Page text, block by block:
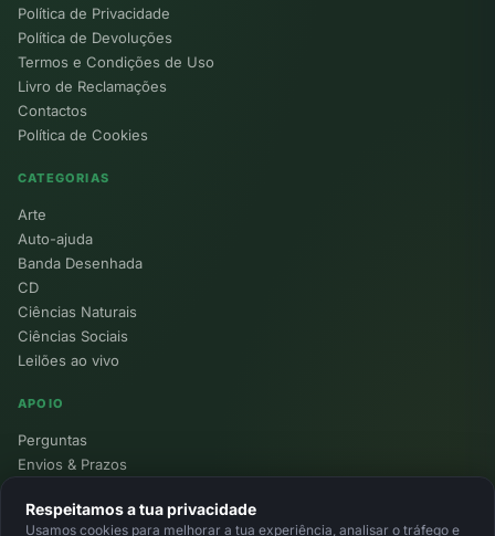
Política de Privacidade
Política de Devoluções
Termos e Condições de Uso
Livro de Reclamações
Contactos
Política de Cookies
CATEGORIAS
Arte
Auto-ajuda
Banda Desenhada
CD
Ciências Naturais
Ciências Sociais
Leilões ao vivo
APOIO
Perguntas
Envios & Prazos
Devoluções
Respeitamos a tua privacidade
Usamos cookies para melhorar a tua experiência, analisar o tráfego e